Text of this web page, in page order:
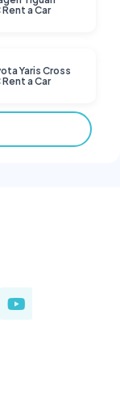
Rent a Car
Yaris Cross
Rent a Car